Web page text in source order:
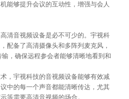
能够提升会议的互动性，增强与会人
清音视频设备是必不可少的。宇视科
配备了高清摄像头和多阵列麦克风，
，确保远程参会者能够清晰地看到和
，宇视科技的音视频设备能够有效减
中的每一个声音都能清晰传达，尤其
等需要高清音视频的场合。